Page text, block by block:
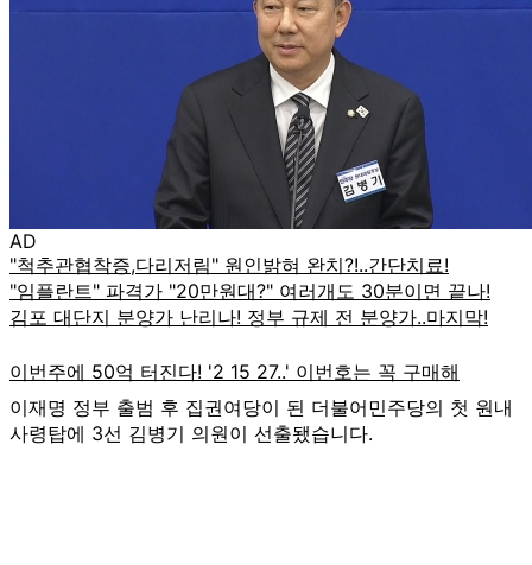
AD
이재명 정부 출범 후 집권여당이 된 더불어민주당의 첫 원내
사령탑에 3선 김병기 의원이 선출됐습니다.